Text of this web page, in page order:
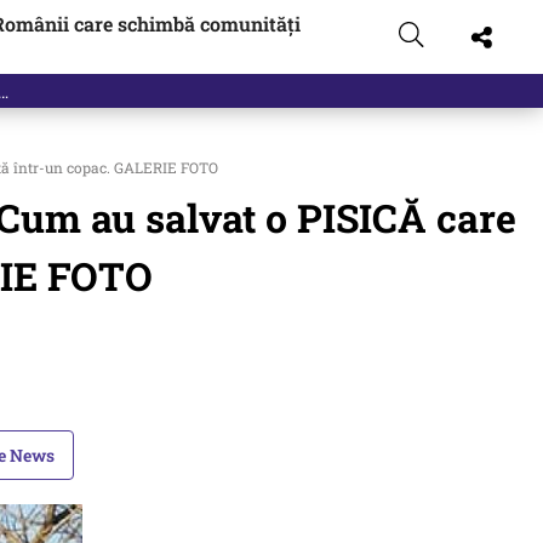
care schimbă comunități
un copac. GALERIE FOTO
au salvat o PISICĂ care
FOTO
News